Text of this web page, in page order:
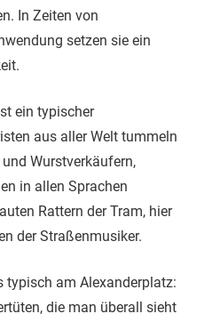
In Zeiten von
setzen sie ein
ein typischer
aus aller Welt tummeln
Wurstverkäufern,
in allen Sprachen
Rattern der Tram, hier
der Straßenmusiker.
typisch am Alexanderplatz:
die man überall sieht